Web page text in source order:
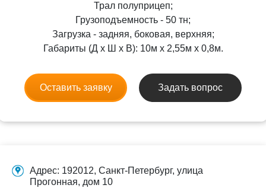
Трал полуприцеп;
Грузоподъемность - 50 тн;
Загрузка - задняя, боковая, верхняя;
Габариты (Д x Ш x В): 10м x 2,55м x 0,8м.
Оставить заявку Задать вопрос
Адрес: 192012, Санкт-Петербург, улица
Прогонная, дом 10